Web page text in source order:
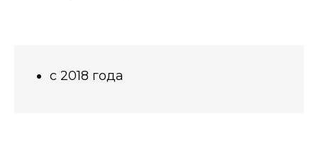
с 2018 года